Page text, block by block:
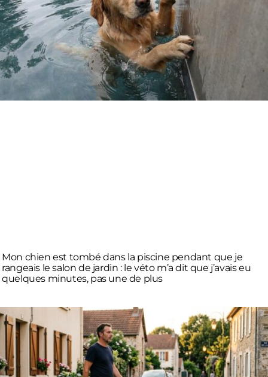
Mon chien est tombé dans la piscine pendant que je
rangeais le salon de jardin : le véto m’a dit que j’avais eu
quelques minutes, pas une de plus